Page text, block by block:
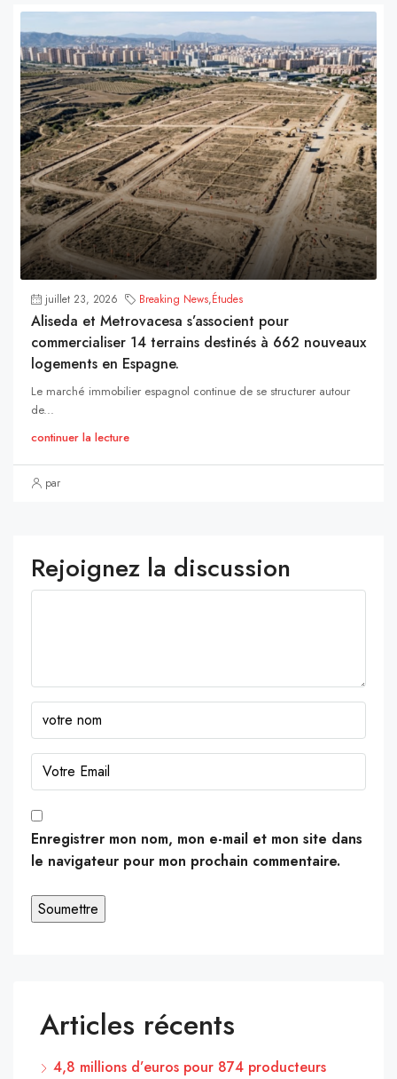
juillet 23, 2026 Breaking News,Études
Aliseda et Metrovacesa s’associent pour
commercialiser 14 terrains destinés à 662 nouveaux
logements en Espagne.
Le marché immobilier espagnol continue de se structurer autour
de...
continuer la lecture
par
Rejoignez la discussion
Enregistrer mon nom, mon e-mail et mon site dans
le navigateur pour mon prochain commentaire.
Articles récents
4,8 millions d’euros pour 874 producteurs